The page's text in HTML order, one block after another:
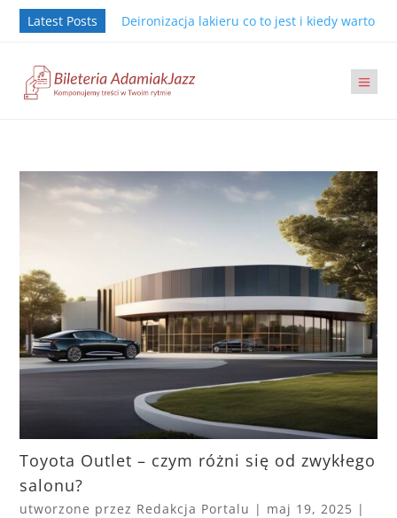
Latest Posts Deironizacja lakieru co to jest i kiedy warto ją
Toyota Outlet – czym różni się od zwykłego
salonu?
utworzone przez Redakcja Portalu | maj 19, 2025 |